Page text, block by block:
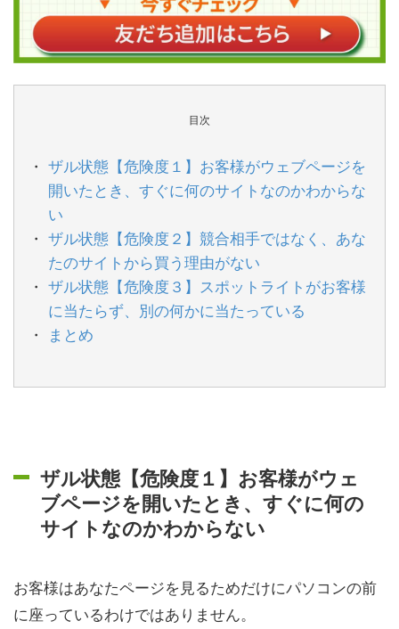
目次
ザル状態【危険度１】お客様がウェブページを
開いたとき、すぐに何のサイトなのかわからな
い
ザル状態【危険度２】競合相手ではなく、あな
たのサイトから買う理由がない
ザル状態【危険度３】スポットライトがお客様
に当たらず、別の何かに当たっている
まとめ
ザル状態【危険度１】お客様がウェ
ブページを開いたとき、すぐに何の
サイトなのかわからない
お客様はあなたページを見るためだけにパソコンの前
に座っているわけではありません。